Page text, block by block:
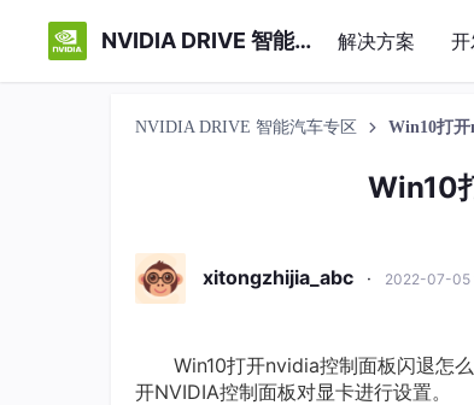
NVIDIA DRIVE 智能汽车专区 解决方案
NVIDIA DRIVE 智能汽车专区 Win10打
Win10
xitongzhijia_abc · 2022-07-05
Win10打开nvidia控制面板闪退怎么
开NVIDIA控制面板对显卡进行设置。